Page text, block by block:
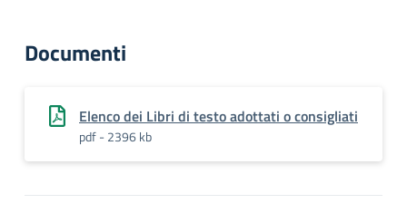
Documenti
Elenco dei Libri di testo adottati o consigliati
pdf - 2396 kb